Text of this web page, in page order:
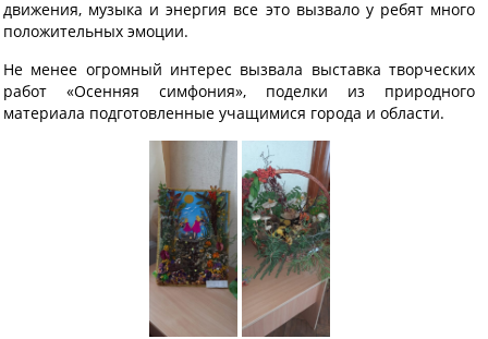
движения, музыка и энергия все это вызвало у ребят много
положительных эмоции.
Не менее огромный интерес вызвала выставка творческих
работ «Осенняя симфония», поделки из природного
материала подготовленные учащимися города и области.